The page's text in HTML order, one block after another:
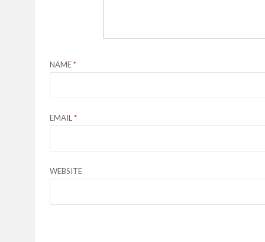
NAME*
EMAIL *
WEBSITE